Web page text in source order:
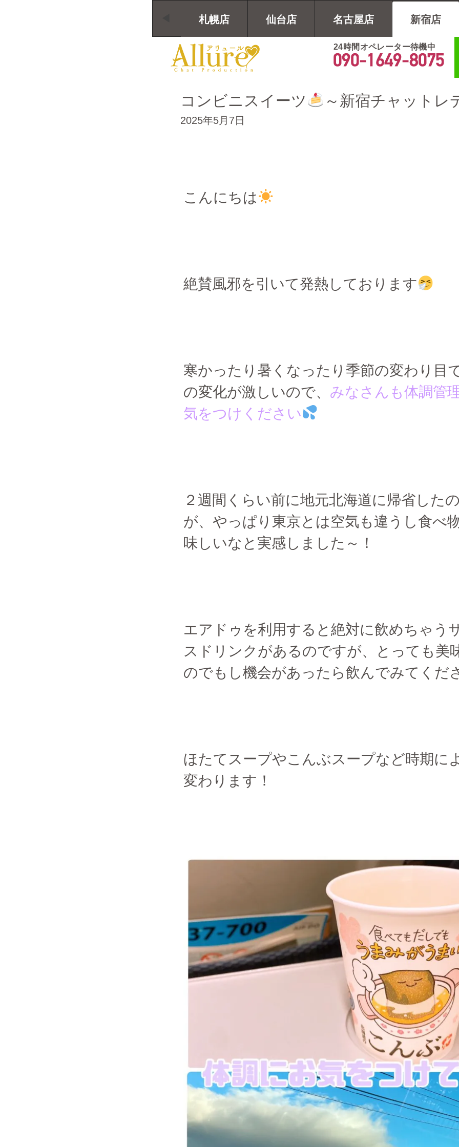
札幌店 仙台店 名古屋店 新宿店
24時間オペレーター待機中
コンビニスイーツ ～新宿チャットレ
2025年5月7日
こんにちは
絶賛風邪を引いて発熱しております
寒かったり暑くなったり季節の変わり目
の変化が激しいので、 みなさんも体調管
気をつけください
２週間くらい前に地元北海道に帰省した
が、やっぱり東京とは空気も違うし食べ
味しいなと実感しました～！
エアドゥを利用すると絶対に飲めちゃう
スドリンクがあるのですが、とっても美
のでもし機会があったら飲んでみてくだ
ほたてスープやこんぶスープなど時期に
変わります！